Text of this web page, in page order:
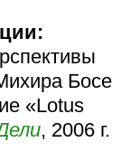
Босе
«Lotus
, 2006 г.